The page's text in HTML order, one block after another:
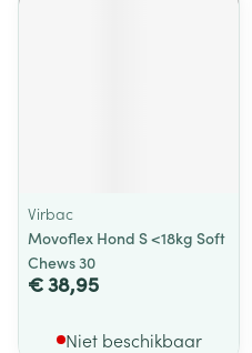
Virbac
Movoflex Hond S <18kg Soft
Chews 30
€ 38,95
Niet beschikbaar